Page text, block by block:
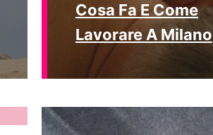
Cosa Fa E Come
Lavorare A Milano